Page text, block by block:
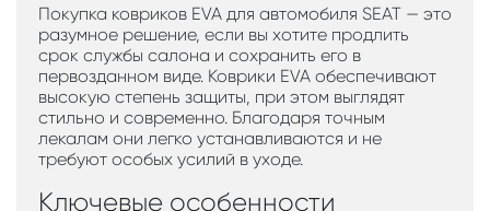
Покупка ковриков EVA для автомобиля SEAT — это
разумное решение, если вы хотите продлить
срок службы салона и сохранить его в
первозданном виде. Коврики EVA обеспечивают
высокую степень защиты, при этом выглядят
стильно и современно. Благодаря точным
лекалам они легко устанавливаются и не
требуют особых усилий в уходе.
Ключевые особенности